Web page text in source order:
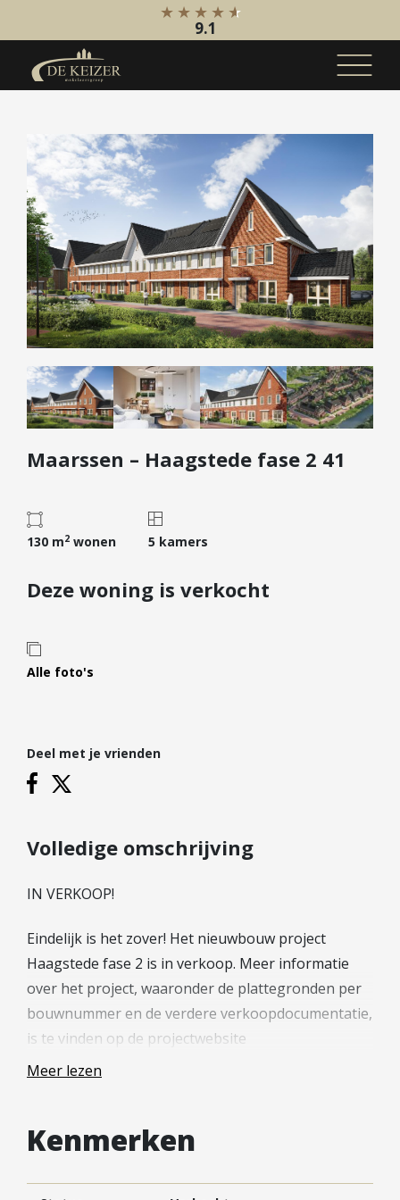
Koopaanbod
Bestaande bouw
Internationaal
Nieuwbouw
Bedrijfsaanbod
Huuraanbod
Bestaande bouw
Internationaal
Nieuwbouw
Bedrijfsaanbod
Diensten
Kopen
Huren
Verhuren
Verzekeren
Projectontwikkelaars
Hypotheekadvies
Hypotheek oversluiten
Starterslening
Banken
Reviews
Leer ons kennen
Over Ons
FAQ
9.1
Maarssen – Haagstede fase 2 41
130 m2 wonen 5 kamers
Deze woning is verkocht
Alle foto's
Deel met je vrienden
Volledige omschrijving
IN VERKOOP!
Eindelijk is het zover! Het nieuwbouw project
Haagstede fase 2 is in verkoop. Meer informatie
over het project, waaronder de plattegronden per
bouwnummer en de verdere verkoopdocumentatie,
is te vinden op de projectwebsite
(woneninhaagstede.nl). Wil je meer weten of heb je
Meer lezen
Kenmerken